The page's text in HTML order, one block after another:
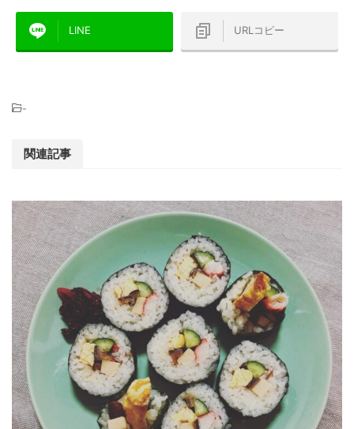
LINE URLコピー
-
関連記事